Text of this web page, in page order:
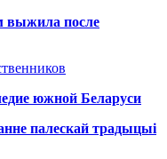
выжила после
южной Беларуси
палескай традыцыі